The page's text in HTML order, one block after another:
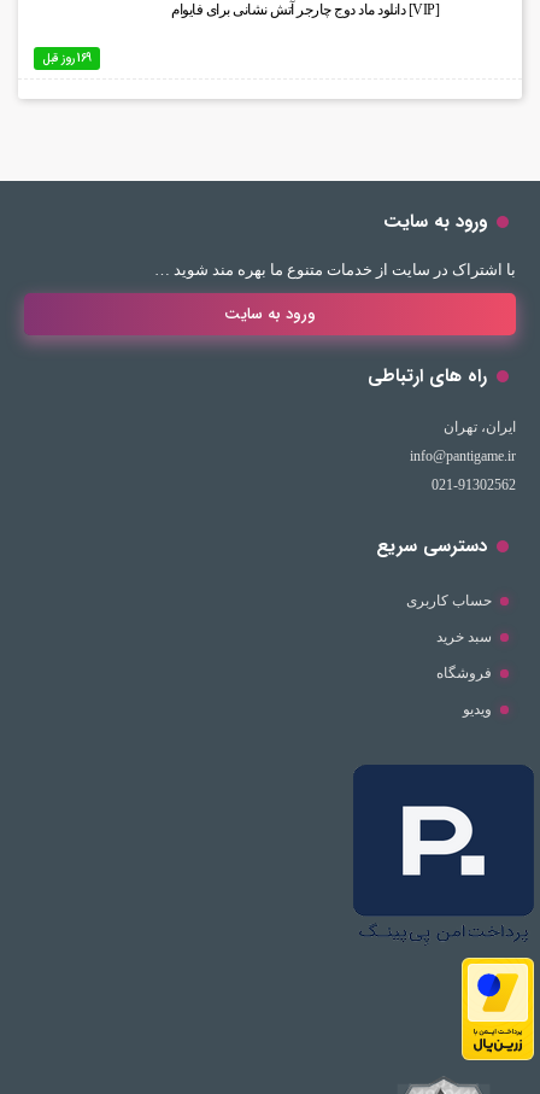
[VIP] دانلود ماد دوج چارجر آتش نشانی برای فایوام
169 روز قبل
ورود به سایت
با اشتراک در سایت از خدمات متنوع ما بهره مند شوید …
ورود به سایت
راه های ارتباطی
ایران، تهران
info@pantigame.ir
021-91302562
دسترسی سریع
حساب کاربری
سبد خرید
فروشگاه
ویدیو